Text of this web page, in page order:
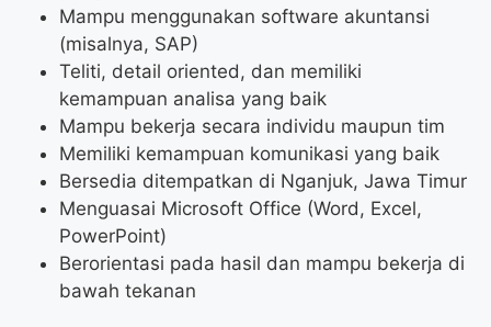
Mampu menggunakan software akuntansi
(misalnya, SAP)
Teliti, detail oriented, dan memiliki
kemampuan analisa yang baik
Mampu bekerja secara individu maupun tim
Memiliki kemampuan komunikasi yang baik
Bersedia ditempatkan di Nganjuk, Jawa Timur
Menguasai Microsoft Office (Word, Excel,
PowerPoint)
Berorientasi pada hasil dan mampu bekerja di
bawah tekanan